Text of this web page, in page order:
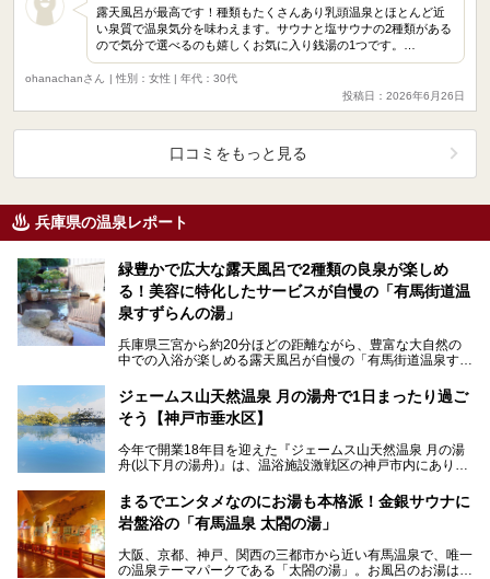
露天風呂が最高です！種類もたくさんあり乳頭温泉とほとんど近
い泉質で温泉気分を味わえます。サウナと塩サウナの2種類がある
ので気分で選べるのも嬉しくお気に入り銭湯の1つです。…
ohanachanさん
| 性別：女性 | 年代：30代
投稿日：2026年6月26日
口コミをもっと見る
兵庫県の温泉レポート
緑豊かで広大な露天風呂で2種類の良泉が楽しめ
る！美容に特化したサービスが自慢の「有馬街道温
泉すずらんの湯」
兵庫県三宮から約20分ほどの距離ながら、豊富な大自然の
中での入浴が楽しめる露天風呂が自慢の「有馬街道温泉すず
ジェームス山天然温泉 月の湯舟で1日まったり過ご
そう【神戸市垂水区】
今年で開業18年目を迎えた『ジェームス山天然温泉 月の湯
舟(以下月の湯舟)』は、温浴施設激戦区の神戸市内にありま
まるでエンタメなのにお湯も本格派！金銀サウナに
岩盤浴の「有馬温泉 太閤の湯」
大阪、京都、神戸、関西の三都市から近い有馬温泉で、唯一
の温泉テーマパークである「太閤の湯」。お風呂のお湯は金